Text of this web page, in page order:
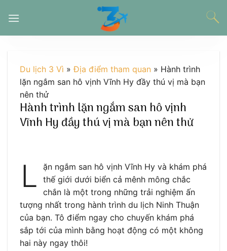
đến
Du lịch 3 Vì »Địa điểm tham quan » Hành trình
lặn ngắm san hô vịnh Vĩnh Hy đầy thú vị mà bạn
nên thử
Hành trình lặn ngắm san hô vịnh
Vĩnh Hy đầy thú vị mà bạn nên thử
L
ặn ngắm san hô vịnh Vĩnh Hy và khám phá
thế giới dưới biển cả mênh mông chắc
chắn là một trong những trải nghiệm ấn
tượng nhất trong hành trình du lịch Ninh Thuận
của bạn. Tô điểm ngay cho chuyến khám phá
sắp tới của mình bằng hoạt động có một không
hai này ngay thôi!